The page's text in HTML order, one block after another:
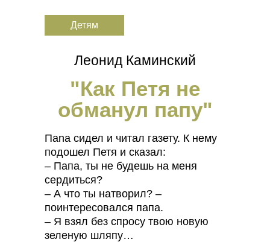
Пana сидел и читал газету. К нему
подошел Петя и сказал:
– Папа, ты не будешь на меня
сердиться?
– А что ты натворил? –
поинтересовался папа.
– Я взял без спросу твою новую
зеленую шляпу…
"Как Петя не
обманул папу"
Леонид Каминский
Детям